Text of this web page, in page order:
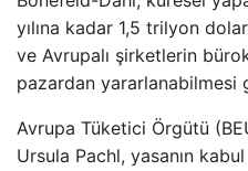
yılına kadar 1,5 trilyon
ve Avrupalı ​​şirketlerin
pazardan yararlanabilmesi
Avrupa Tüketici Örgütü
Ursula Pachl, yasanın